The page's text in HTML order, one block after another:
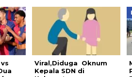
Viral,Diduga Oknum
Kepala SDN di